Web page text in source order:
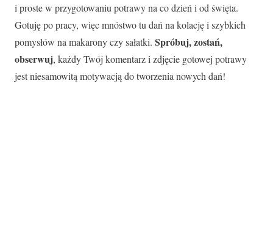
i proste w przygotowaniu potrawy na co dzień i od święta.
Gotuję po pracy, więc mnóstwo tu dań na kolację i szybkich
pomysłów na makarony czy sałatki. Spróbuj, zostań,
obserwuj, każdy Twój komentarz i zdjęcie gotowej potrawy
jest niesamowitą motywacją do tworzenia nowych dań!